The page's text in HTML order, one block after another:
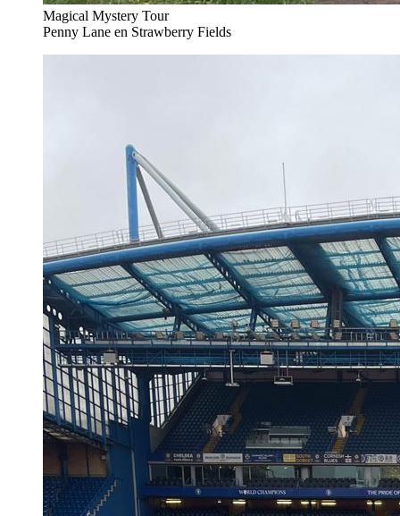
Magical Mystery Tour
Penny Lane en Strawberry Fields